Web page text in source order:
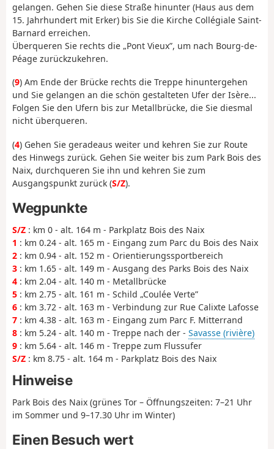
gelangen. Gehen Sie diese Straße hinunter (Haus aus dem
15. Jahrhundert mit Erker) bis Sie die Kirche Collégiale Saint-
Barnard erreichen.
Überqueren Sie rechts die „Pont Vieux”, um nach Bourg-de-
Péage zurückzukehren.
(9) Am Ende der Brücke rechts die Treppe hinuntergehen
und Sie gelangen an die schön gestalteten Ufer der Isère...
Folgen Sie den Ufern bis zur Metallbrücke, die Sie diesmal
nicht überqueren.
(4) Gehen Sie geradeaus weiter und kehren Sie zur Route
des Hinwegs zurück. Gehen Sie weiter bis zum Park Bois des
Naix, durchqueren Sie ihn und kehren Sie zum
Ausgangspunkt zurück (S/Z).
Wegpunkte
S/Z : km 0 - alt. 164 m - Parkplatz Bois des Naix
1 : km 0.24 - alt. 165 m - Eingang zum Parc du Bois des Naix
2 : km 0.94 - alt. 152 m - Orientierungssportbereich
3 : km 1.65 - alt. 149 m - Ausgang des Parks Bois des Naix
4 : km 2.04 - alt. 140 m - Metallbrücke
5 : km 2.75 - alt. 161 m - Schild „Coulée Verte”
6 : km 3.72 - alt. 163 m - Verbindung zur Rue Calixte Lafosse
7 : km 4.38 - alt. 163 m - Eingang zum Parc F. Mitterrand
8 : km 5.24 - alt. 140 m - Treppe nach der - Savasse (rivière)
9 : km 5.64 - alt. 146 m - Treppe zum Flussufer
S/Z : km 8.75 - alt. 164 m - Parkplatz Bois des Naix
Hinweise
Park Bois des Naix (grünes Tor – Öffnungszeiten: 7–21 Uhr
im Sommer und 9–17.30 Uhr im Winter)
Einen Besuch wert